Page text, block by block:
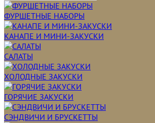
ФУРШЕТНЫЕ НАБОРЫ
КАНАПЕ И МИНИ-ЗАКУСКИ
САЛАТЫ
ХОЛОДНЫЕ ЗАКУСКИ
ГОРЯЧИЕ ЗАКУСКИ
СЭНДВИЧИ И БРУСКЕТТЫ